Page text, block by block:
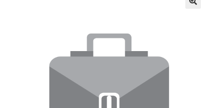
Компанийн удирдлагын бичиг баримт